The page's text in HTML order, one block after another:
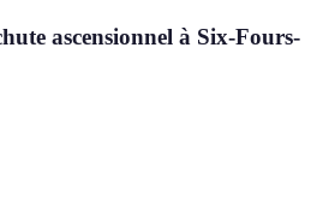
ascensionnel à Six-Fours-